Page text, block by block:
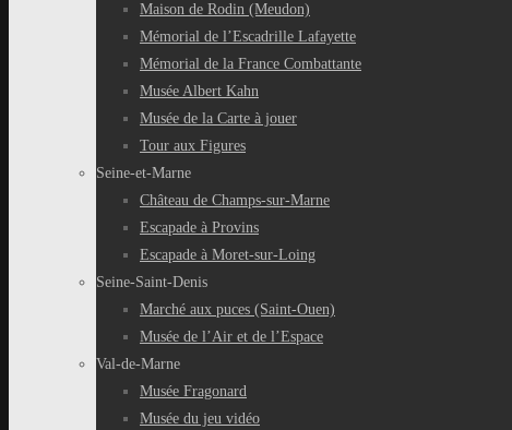
Maison de Rodin (Meudon)
Mémorial de l’Escadrille Lafayette
Mémorial de la France Combattante
Musée Albert Kahn
Musée de la Carte à jouer
Tour aux Figures
Seine-et-Marne
Château de Champs-sur-Marne
Escapade à Provins
Escapade à Moret-sur-Loing
Seine-Saint-Denis
Marché aux puces (Saint-Ouen)
Musée de l’Air et de l’Espace
Val-de-Marne
Musée Fragonard
Musée du jeu vidéo